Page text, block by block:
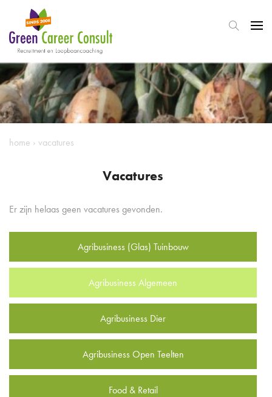
home › vacatures
Vacatures
Er zijn helaas geen vacatures gevonden.
Agribusiness (Glas) Tuinbouw
Agribusiness Algemeen
Agribusiness Dier
Agribusiness Open Teelten
Food & Retail